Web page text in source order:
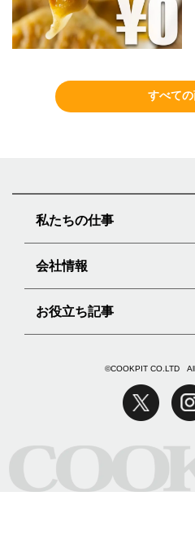
すべて
私たちの仕事
会社情報
お役立ち記事
©COOKPIT CO.LTD